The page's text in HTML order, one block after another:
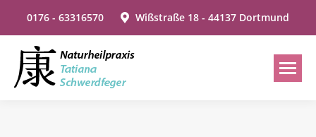
0176 - 63316570 Wißstraße 18 - 44137 Dortmund